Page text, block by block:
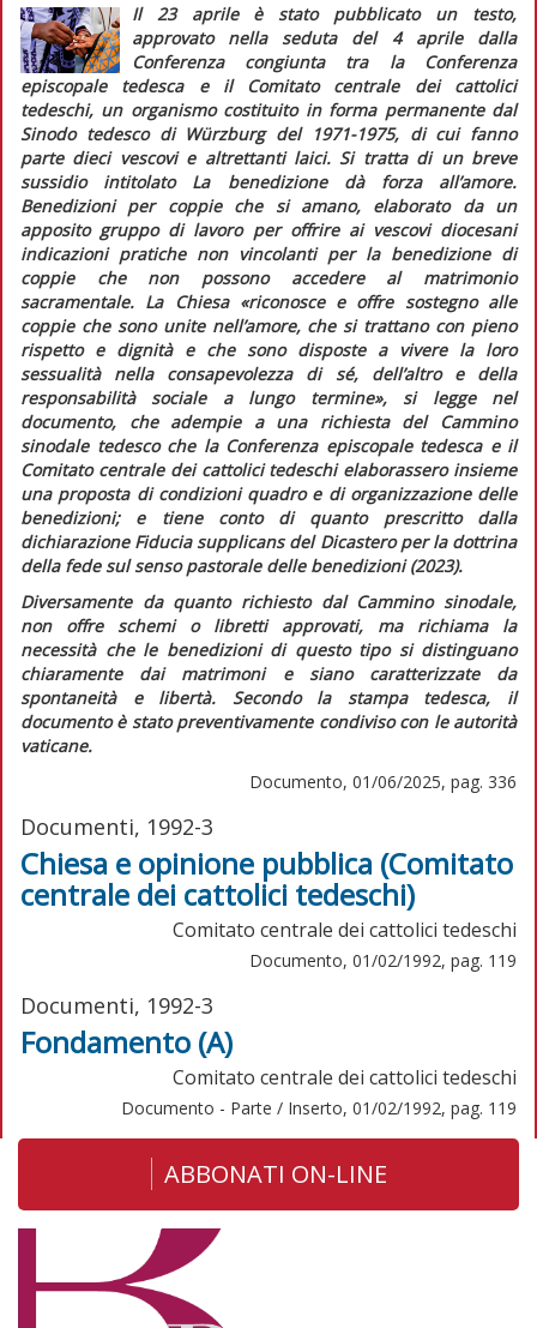
Il 23 aprile è stato pubblicato un testo,
approvato nella seduta del 4 aprile dalla
Conferenza congiunta tra la Conferenza
episcopale tedesca e il Comitato centrale dei cattolici
tedeschi, un organismo costituito in forma permanente dal
Sinodo tedesco di Würzburg del 1971-1975, di cui fanno
parte dieci vescovi e altrettanti laici. Si tratta di un breve
sussidio intitolato La benedizione dà forza all’amore.
Benedizioni per coppie che si amano, elaborato da un
apposito gruppo di lavoro per offrire ai vescovi diocesani
indicazioni pratiche non vincolanti per la benedizione di
coppie che non possono accedere al matrimonio
sacramentale. La Chiesa «riconosce e offre sostegno alle
coppie che sono unite nell’amore, che si trattano con pieno
rispetto e dignità e che sono disposte a vivere la loro
sessualità nella consapevolezza di sé, dell’altro e della
responsabilità sociale a lungo termine», si legge nel
documento, che adempie a una richiesta del Cammino
sinodale tedesco che la Conferenza episcopale tedesca e il
Comitato centrale dei cattolici tedeschi elaborassero insieme
una proposta di condizioni quadro e di organizzazione delle
benedizioni; e tiene conto di quanto prescritto dalla
dichiarazione Fiducia supplicansdel Dicastero per la dottrina
della fede sul senso pastorale delle benedizioni (2023).
Diversamente da quanto richiesto dal Cammino sinodale,
non offre schemi o libretti approvati, ma richiama la
necessità che le benedizioni di questo tipo si distinguano
chiaramente dai matrimoni e siano caratterizzate da
spontaneità e libertà. Secondo la stampa tedesca, il
documento è stato preventivamente condiviso con le autorità
vaticane.
Documento, 01/06/2025, pag. 336
Documenti, 1992-3
Chiesa e opinione pubblica (Comitato
centrale dei cattolici tedeschi)
Comitato centrale dei cattolici tedeschi
Documento, 01/02/1992, pag. 119
Documenti, 1992-3
Fondamento (A)
Comitato centrale dei cattolici tedeschi
Documento - Parte / Inserto, 01/02/1992, pag. 119
ABBONATI ON-LINE